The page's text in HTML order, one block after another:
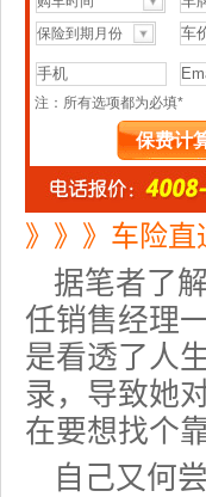
》》》车险直
据笔者了
任销售经理
是看透了人
录，导致她
在要想找个
自己又何